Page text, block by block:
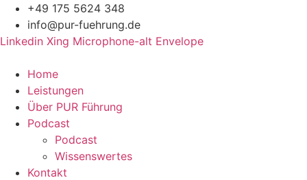
Zum
Inhalt
springen
+49 175 5624 348
info@pur-fuehrung.de
Linkedin Xing Microphone-alt Envelope
Home
Leistungen
Über PUR Führung
Podcast
Podcast
Wissenswertes
Kontakt